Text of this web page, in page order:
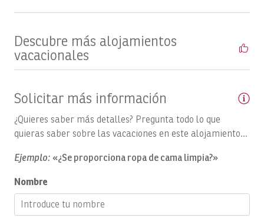
Piscinas al estilo de un complejo turístico con
Precioso jardín tropical
Aparcamiento cubierto con plazas para carritos de
golf
Jabón corporal
Televisión por cable/satélite
Ventilador de techo
Aire acondicionado central
Se admiten niños
Descubre más alojamientos
vacacionales
Solicitar más información
¿Quieres saber más detalles? Pregunta todo lo que
quieras saber sobre las vacaciones en este alojamiento...
Ejemplo: «¿Se proporciona ropa de cama limpia?»
Nombre